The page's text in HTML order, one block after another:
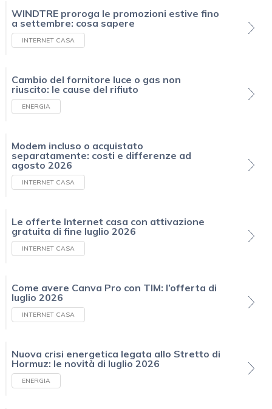
WINDTRE proroga le promozioni estive fino
a settembre: cosa sapere
INTERNET CASA
Cambio del fornitore luce o gas non
riuscito: le cause del rifiuto
ENERGIA
Modem incluso o acquistato
separatamente: costi e differenze ad
agosto 2026
INTERNET CASA
Le offerte Internet casa con attivazione
gratuita di fine luglio 2026
INTERNET CASA
Come avere Canva Pro con TIM: l’offerta di
luglio 2026
INTERNET CASA
Nuova crisi energetica legata allo Stretto di
Hormuz: le novità di luglio 2026
ENERGIA